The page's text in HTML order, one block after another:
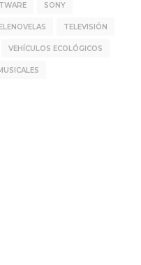
SONY
TELEVISIÓN
VEHÍCULOS ECOLÓGICOS